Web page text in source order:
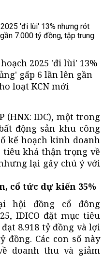
'đi lùi' 13% nhưng rót
7.000 tỷ đồng, tập trung
2025 'đi lùi' 13%
gấp 6 lần lên gần
loạt KCN mới
(HNX: IDC), một trong
động sản khu công
kế hoạch kinh doanh
tiêu khá thận trọng về
lại gây chú ý với
cổ tức dự kiến 35%
hội đồng cổ đông
IDICO đặt mục tiêu
8.918 tỷ đồng và lợi
đồng. Các con số này
doanh thu và giảm